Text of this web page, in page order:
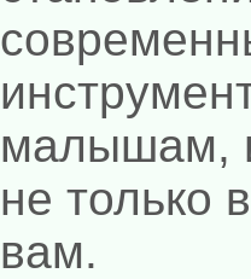
малышам,
не только
вам.